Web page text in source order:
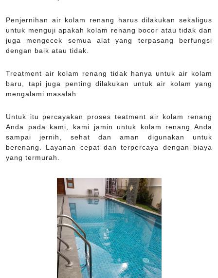
Penjernihan air kolam renang harus dilakukan sekaligus
untuk menguji apakah kolam renang bocor atau tidak dan
juga mengecek semua alat yang terpasang berfungsi
dengan baik atau tidak.
Treatment air kolam renang tidak hanya untuk air kolam
baru, tapi juga penting dilakukan untuk air kolam yang
mengalami masalah.
Untuk itu percayakan proses teatment air kolam renang
Anda pada kami, kami jamin untuk kolam renang Anda
sampai jernih, sehat dan aman digunakan untuk
berenang. Layanan cepat dan terpercaya dengan biaya
yang termurah.